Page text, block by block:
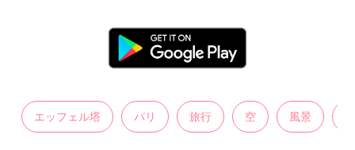
エッフェル塔 パリ 旅行 空 風景